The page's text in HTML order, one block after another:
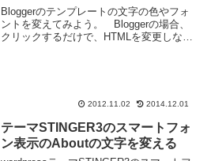
Bloggerのテンプレートの文字の色やフォ
ントを変えてみよう。 Bloggerの場合、
クリックするだけで、HTMLを変更しなく
2012.11.02 2014.12.01
テーマSTINGER3のスマートフォ
ン表示のAboutの文字を変える